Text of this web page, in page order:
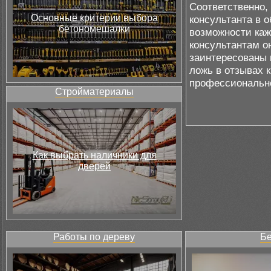
Основные критерии выбора
бетономешалки
Стройматериалы
Как выбрать наличники для
дверей
консультанта в
возможности
консультантам
ложь в отзывах
Работы по дереву